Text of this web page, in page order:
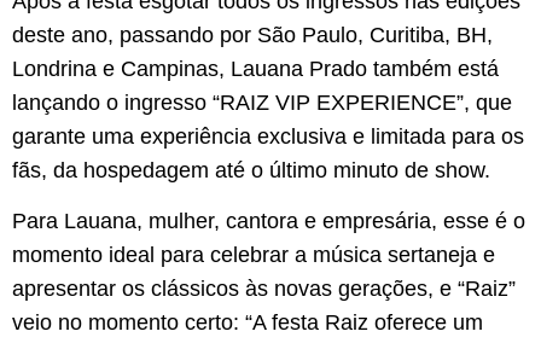
deste ano, passando por São Paulo, Curitiba, BH,
Londrina e Campinas, Lauana Prado também está
lançando o ingresso “RAIZ VIP EXPERIENCE”, que
garante uma experiência exclusiva e limitada para os
fãs, da hospedagem até o último minuto de show.
Para Lauana, mulher, cantora e empresária, esse é o
momento ideal para celebrar a música sertaneja e
apresentar os clássicos às novas gerações, e “Raiz”
veio no momento certo: “A festa Raiz oferece um